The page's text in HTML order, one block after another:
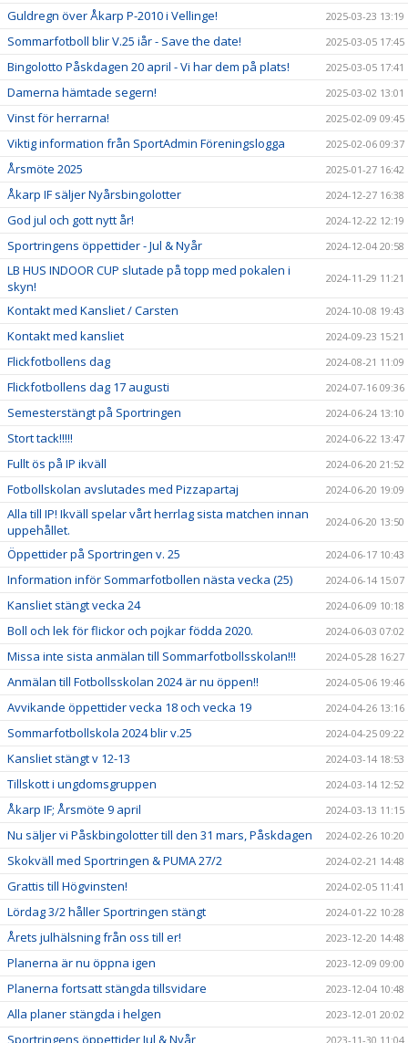
Guldregn över Åkarp P-2010 i Vellinge! 2025-03-23 13:19
Sommarfotboll blir V.25 iår - Save the date! 2025-03-05 17:45
Bingolotto Påskdagen 20 april - Vi har dem på plats! 2025-03-05 17:41
Damerna hämtade segern! 2025-03-02 13:01
Vinst för herrarna! 2025-02-09 09:45
Viktig information från SportAdmin Föreningslogga 2025-02-06 09:37
Årsmöte 2025 2025-01-27 16:42
Åkarp IF säljer Nyårsbingolotter 2024-12-27 16:38
God jul och gott nytt år! 2024-12-22 12:19
Sportringens öppettider - Jul & Nyår 2024-12-04 20:58
LB HUS INDOOR CUP slutade på topp med pokalen i
skyn!
2024-11-29 11:21
Kontakt med Kansliet / Carsten 2024-10-08 19:43
Kontakt med kansliet 2024-09-23 15:21
Flickfotbollens dag 2024-08-21 11:09
Flickfotbollens dag 17 augusti 2024-07-16 09:36
Semesterstängt på Sportringen 2024-06-24 13:10
Stort tack!!!!! 2024-06-22 13:47
Fullt ös på IP ikväll 2024-06-20 21:52
Fotbollskolan avslutades med Pizzapartaj 2024-06-20 19:09
Alla till IP! Ikväll spelar vårt herrlag sista matchen innan
uppehållet.
2024-06-20 13:50
Öppettider på Sportringen v. 25 2024-06-17 10:43
Information inför Sommarfotbollen nästa vecka (25) 2024-06-14 15:07
Kansliet stängt vecka 24 2024-06-09 10:18
Boll och lek för flickor och pojkar födda 2020. 2024-06-03 07:02
Missa inte sista anmälan till Sommarfotbollsskolan!!! 2024-05-28 16:27
Anmälan till Fotbollsskolan 2024 är nu öppen!! 2024-05-06 19:46
Avvikande öppettider vecka 18 och vecka 19 2024-04-26 13:16
Sommarfotbollskola 2024 blir v.25 2024-04-25 09:22
Kansliet stängt v 12-13 2024-03-14 18:53
Tillskott i ungdomsgruppen 2024-03-14 12:52
Åkarp IF; Årsmöte 9 april 2024-03-13 11:15
Nu säljer vi Påskbingolotter till den 31 mars, Påskdagen 2024-02-26 10:20
Skokväll med Sportringen & PUMA 27/2 2024-02-21 14:48
Grattis till Högvinsten! 2024-02-05 11:41
Lördag 3/2 håller Sportringen stängt 2024-01-22 10:28
Årets julhälsning från oss till er! 2023-12-20 14:48
Planerna är nu öppna igen 2023-12-09 09:00
Planerna fortsatt stängda tillsvidare 2023-12-04 10:48
Alla planer stängda i helgen 2023-12-01 20:02
2023-11-30 11:04